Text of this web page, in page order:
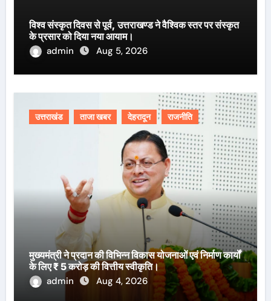
विश्व संस्कृत दिवस से पूर्व, उत्तराखण्ड ने वैश्विक स्तर पर संस्कृत
के प्रसार को दिया नया आयाम।
admin
Aug 5, 2026
उत्तराखंड ताजा खबर देहरादून राजनीति
मुख्यमंत्री ने प्रदान की विभिन्न विकास योजनाओं एवं निर्माण कार्यों
के लिए ₹ 5 करोड़ की वित्तीय स्वीकृति।
admin
Aug 4, 2026